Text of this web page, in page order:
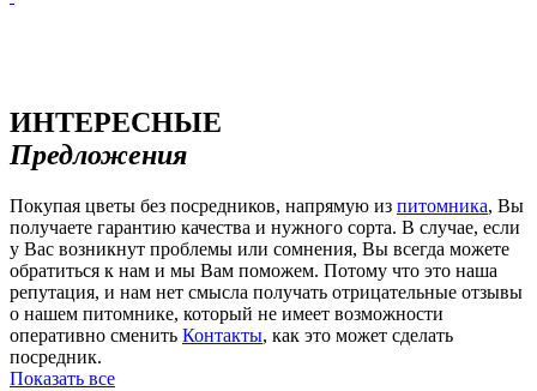
ИНТЕРЕСНЫЕ
Предложения
Покупая цветы без посредников, напрямую из питомника, Вы
получаете гарантию качества и нужного сорта. В случае, если
у Вас возникнут проблемы или сомнения, Вы всегда можете
обратиться к нам и мы Вам поможем. Потому что это наша
репутация, и нам нет смысла получать отрицательные отзывы
о нашем питомнике, который не имеет возможности
оперативно сменить Контакты, как это может сделать
посредник.
Показать все